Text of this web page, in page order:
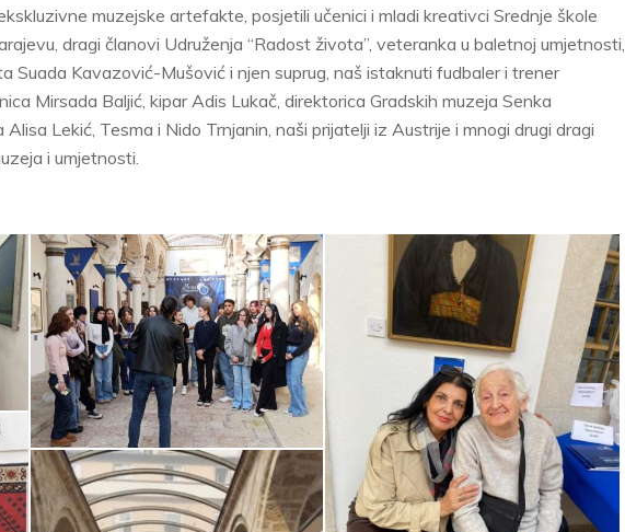
muzejske artefakte, posjetili učenici i mladi kreativci Srednje škole
dragi članovi Udruženja “Radost života”, veteranka u baletnoj umjetnosti,
Suada Kavazović-Mušović i njen suprug, naš istaknuti fudbaler i trener
Mirsada Baljić, kipar Adis Lukač, direktorica Gradskih muzeja Senka
Alisa Lekić, Tesma i Nido Trnjanin, naši prijatelji iz Austrije i mnogi drugi dragi
i umjetnosti.